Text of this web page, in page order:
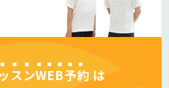
スンWEB予約 は